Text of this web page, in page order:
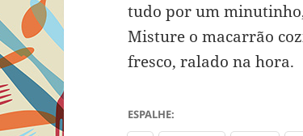
tudo por um
Misture o macarrão
fresco, ralado na hora.
ESPALHE: